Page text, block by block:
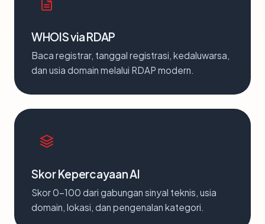
WHOIS via RDAP
Baca registrar, tanggal registrasi, kedaluwarsa,
dan usia domain melalui RDAP modern.
Skor Kepercayaan AI
Skor 0-100 dari gabungan sinyal teknis, usia
domain, lokasi, dan pengenalan kategori.